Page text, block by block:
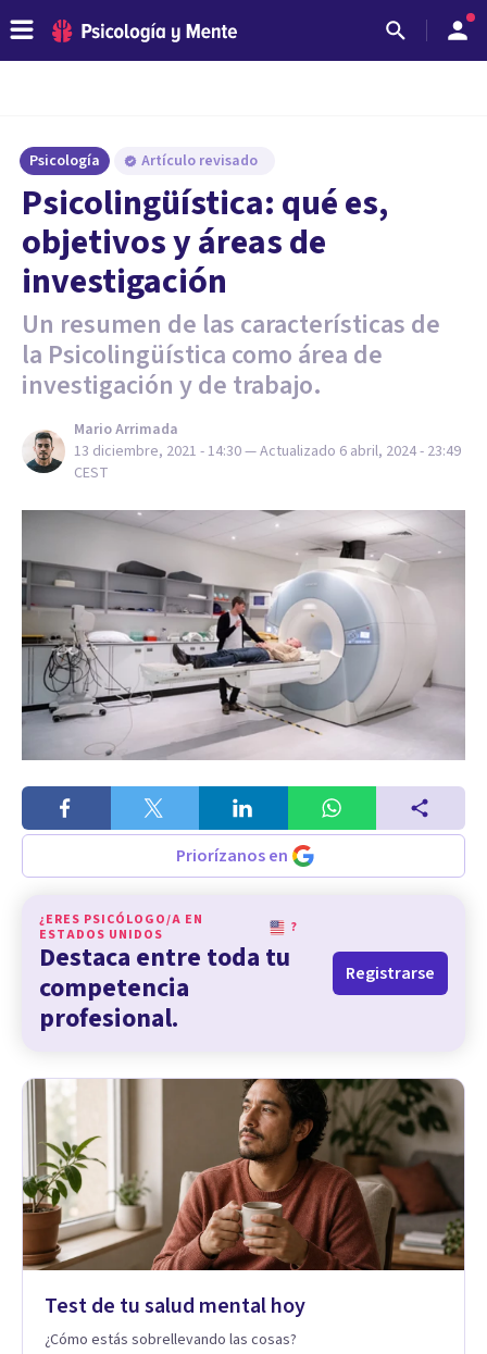
Psicología Artículo revisado
Psicolingüística: qué es,
objetivos y áreas de
investigación
Un resumen de las características de
la Psicolingüística como área de
investigación y de trabajo.
Mario Arrimada
13 diciembre, 2021 - 14:30— Actualizado 6 abril, 2024 - 23:49
CEST
Priorízanos en
¿ERES PSICÓLOGO/A EN
ESTADOS UNIDOS
?
Destaca entre toda tu
competencia
profesional.
Registrarse
Test de tu salud mental hoy
¿Cómo estás sobrellevando las cosas?